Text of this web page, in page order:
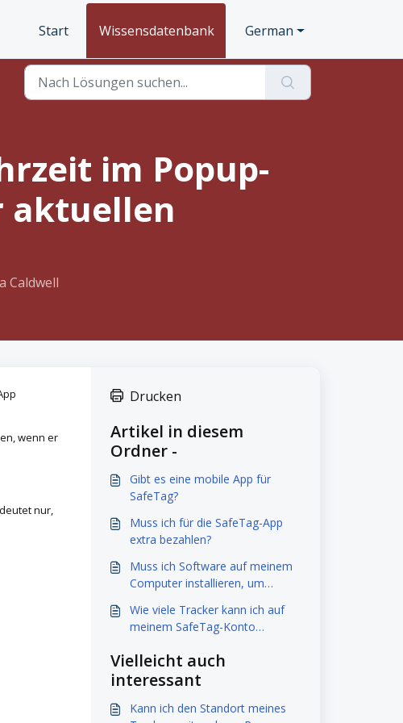
Start Wissensdatenbank German
im Popup-
aktuellen
Caldwell
wenn er
nur,
Drucken
Artikel in diesem
Ordner -
Gibt es eine mobile App für
SafeTag?
Muss ich für die SafeTag-App
extra bezahlen?
Muss ich Software auf meinem
Computer installieren, um
Wie viele Tracker kann ich auf
meinem SafeTag-Konto
Vielleicht auch
interessant
Kann ich den Standort meines